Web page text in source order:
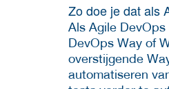
Zo doe je dat als
Als Agile
DevOps Way of
overstijgende
automatiseren